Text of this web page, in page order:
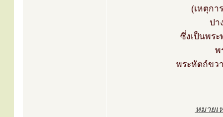
(เหตุกา
ปา
ซึ่งเป็นพร
พ
พระหัตถ์ขว
หมายเ